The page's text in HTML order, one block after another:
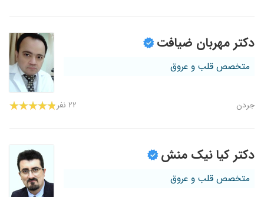
دکتر مهربان ضیافت
متخصص قلب و عروق
جردن ۲۲ نفر
دکتر کیا نیک منش
متخصص قلب و عروق